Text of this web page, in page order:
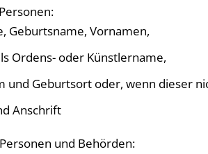
Geburtsname, Vornamen,
Ordens- oder Künstlername,
und Geburtsort oder, wenn dieser
Anschrift
und Behörden: